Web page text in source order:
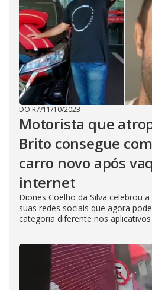
DO R7/11/10/2023
Motorista que
Brito consegue
carro novo após
internet
Diones Coelho da Silva celebrou
suas redes sociais que agora
categoria diferente nos